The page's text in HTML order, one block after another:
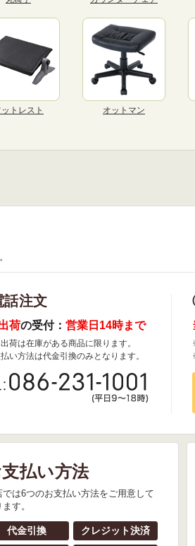
ットレスト オットマン
注文
荷の受付： 営業日14時まで
荷は在庫がある商品に限ります。
い方法は代金引換のみとなります。
払い方法
では6つのお支払い方法をご用意して
す。
代金引換 クレジット決済